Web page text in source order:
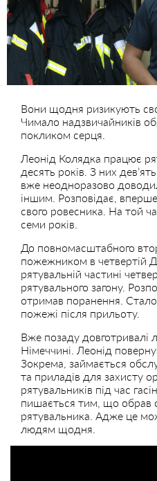
Вони щодня ризикують
Чимало надзвичайників
покликом серця.
Леонід Колядка працює
десять років. З них
вже неодноразово
іншим. Розповідає,
свого ровесника. На той
семи років.
До повномасштабного
пожежником в четвертій
рятувальній частині
рятувального загону.
отримав поранення.
пожежі після прильоту.
Вже позаду довготривалі
Німеччині. Леонід
Зокрема, займається
та приладів для захисту
рятувальників під час
пишається тим, що обрав
рятувальника. Адже це
людям щодня.